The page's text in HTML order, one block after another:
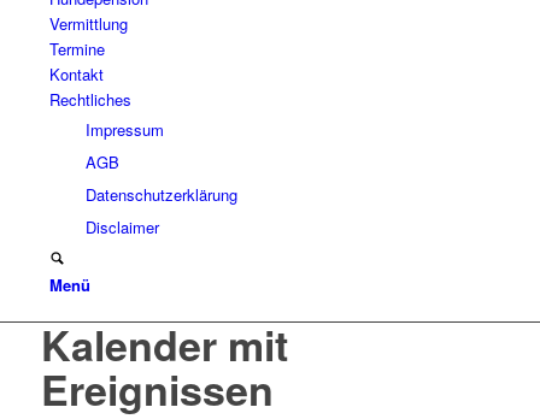
Vermittlung
Termine
Kontakt
Rechtliches
Impressum
AGB
Datenschutzerklärung
Disclaimer
Menü
Kalender mit
Ereignissen